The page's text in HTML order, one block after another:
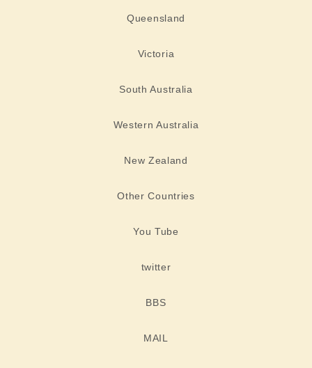
Queensland
Victoria
South Australia
Western Australia
New Zealand
Other Countries
You Tube
twitter
BBS
MAIL